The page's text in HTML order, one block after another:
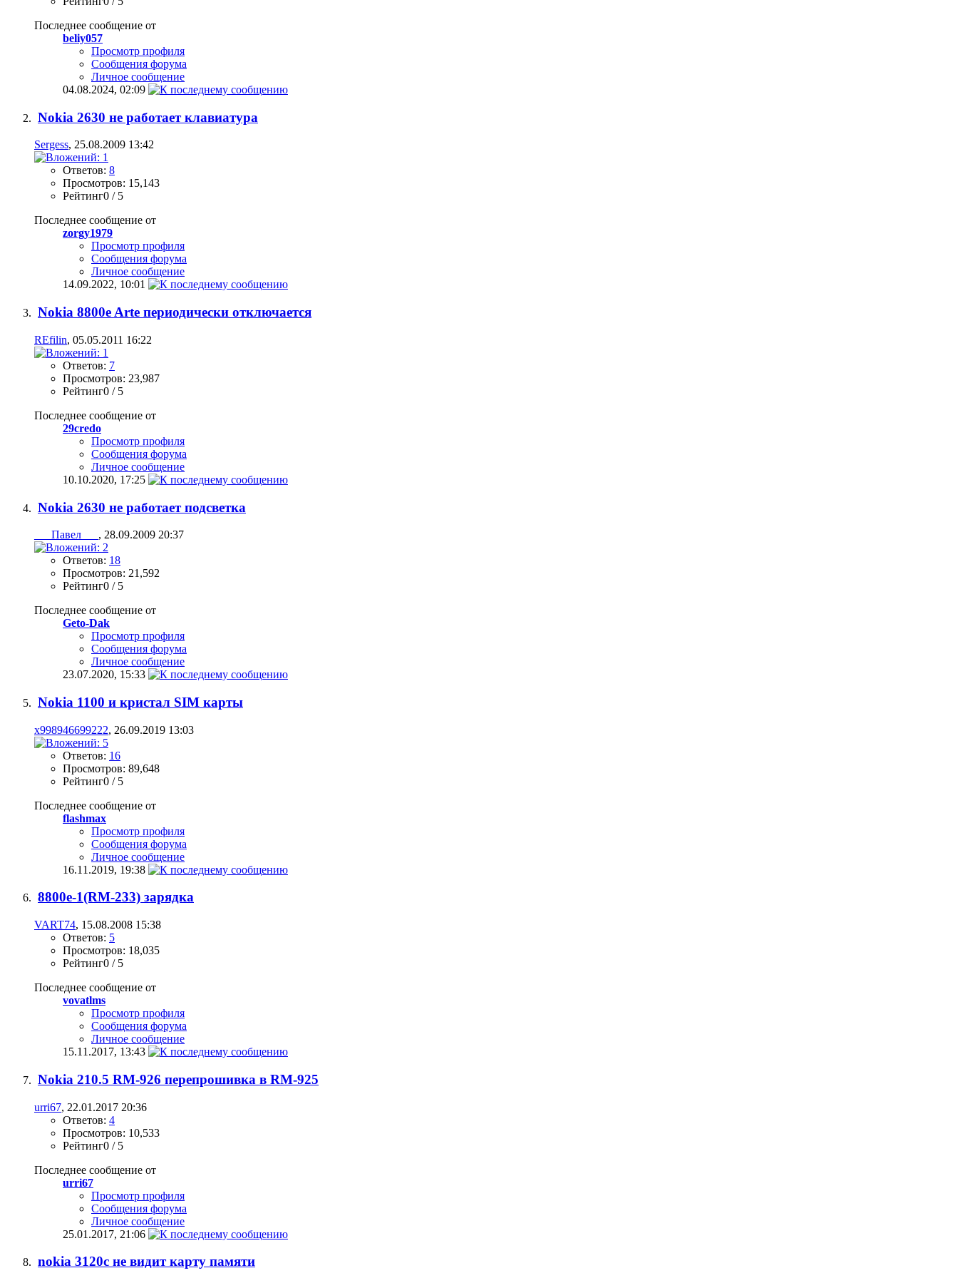
Последнее сообщение от
beliy057
Просмотр профиля
Сообщения форума
Личное сообщение
04.08.2024, 02:09
Nokia 2630 не работает клавиатура
Sergess, 25.08.2009 13:42
Ответов: 8
Просмотров: 15,143
Рейтинг0 / 5
Последнее сообщение от
zorgy1979
Просмотр профиля
Сообщения форума
Личное сообщение
14.09.2022, 10:01
Nokia 8800e Arte периодически отключается
REfilin, 05.05.2011 16:22
Ответов: 7
Просмотров: 23,987
Рейтинг0 / 5
Последнее сообщение от
29credo
Просмотр профиля
Сообщения форума
Личное сообщение
10.10.2020, 17:25
Nokia 2630 не работает подсветка
___Павел___ , 28.09.2009 20:37
Ответов: 18
Просмотров: 21,592
Рейтинг0 / 5
Последнее сообщение от
Geto-Dak
Просмотр профиля
Сообщения форума
Личное сообщение
23.07.2020, 15:33
Nokia 1100 и кристал SIM карты
x998946699222, 26.09.2019 13:03
Ответов: 16
Просмотров: 89,648
Рейтинг0 / 5
Последнее сообщение от
flashmax
Просмотр профиля
Сообщения форума
Личное сообщение
16.11.2019, 19:38
8800e-1(RM-233) зарядка
VART74, 15.08.2008 15:38
Ответов: 5
Просмотров: 18,035
Рейтинг0 / 5
Последнее сообщение от
vovatlms
Просмотр профиля
Сообщения форума
Личное сообщение
15.11.2017, 13:43
Nokia 210.5 RM-926 перепрошивка в RM-925
urri67, 22.01.2017 20:36
Ответов: 4
Просмотров: 10,533
Рейтинг0 / 5
Последнее сообщение от
urri67
Просмотр профиля
Сообщения форума
Личное сообщение
25.01.2017, 21:06
nokia 3120c не видит карту памяти